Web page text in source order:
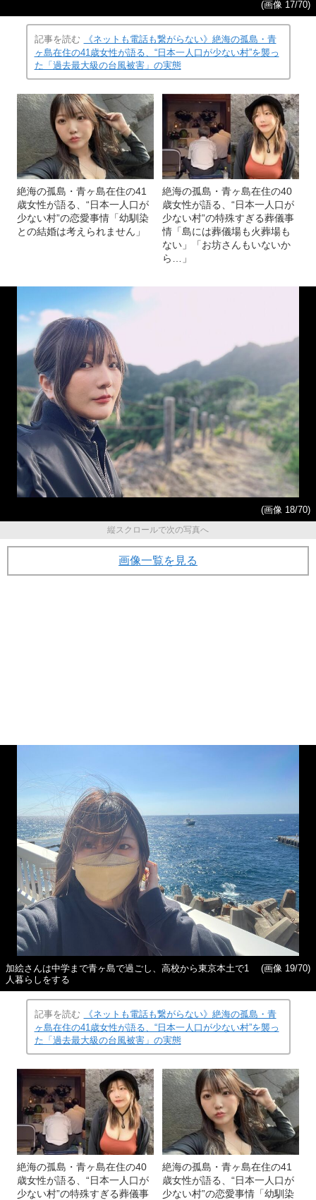
(画像 17/70)
記事を読む
《ネットも電話も繋がらない》絶海の孤島・青
ヶ島在住の41歳女性が語る、“日本一人口が少ない村”を襲っ
た「過去最大級の台風被害」の実態
絶海の孤島・青ヶ島在住の41
歳女性が語る、“日本一人口が
少ない村”の恋愛事情「幼馴染
との結婚は考えられません」
絶海の孤島・青ヶ島在住の40
歳女性が語る、“日本一人口が
少ない村”の特殊すぎる葬儀事
情「島には葬儀場も火葬場も
ない」「お坊さんもいないか
ら…」
(画像 18/70)
縦スクロールで次の写真へ
画像一覧を見る
加絵さんは中学まで青ヶ島で過ごし、高校から東京本土で1
人暮らしをする
(画像 19/70)
記事を読む
《ネットも電話も繋がらない》絶海の孤島・青
ヶ島在住の41歳女性が語る、“日本一人口が少ない村”を襲っ
た「過去最大級の台風被害」の実態
絶海の孤島・青ヶ島在住の40
歳女性が語る、“日本一人口が
少ない村”の特殊すぎる葬儀事
絶海の孤島・青ヶ島在住の41
歳女性が語る、“日本一人口が
少ない村”の恋愛事情「幼馴染